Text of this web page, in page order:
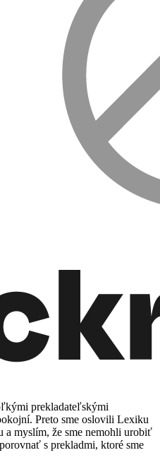
prekladateľskými
Preto sme oslovili Lexiku
a myslím, že sme nemohli urobiť
s prekladmi, ktoré sme